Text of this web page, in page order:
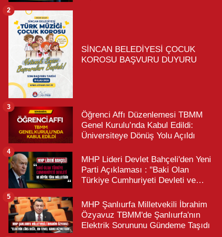
SİNCAN BELEDİYESİ ÇOCUK
KOROSU BAŞVURU DUYURU
2
Öğrenci Affı Düzenlemesi TBMM
Genel Kurulu’nda Kabul Edildi:
Üniversiteye Dönüş Yolu Açıldı
3
MHP Lideri Devlet Bahçeli'den Yeni
Parti Açıklaması : "Baki Olan
Türkiye Cumhuriyeti Devleti ve
4
MHP Şanlıurfa Milletvekili İbrahim
Özyavuz TBMM'de Şanlıurfa'nın
Elektrik Sorununu Gündeme Taşıdı
5